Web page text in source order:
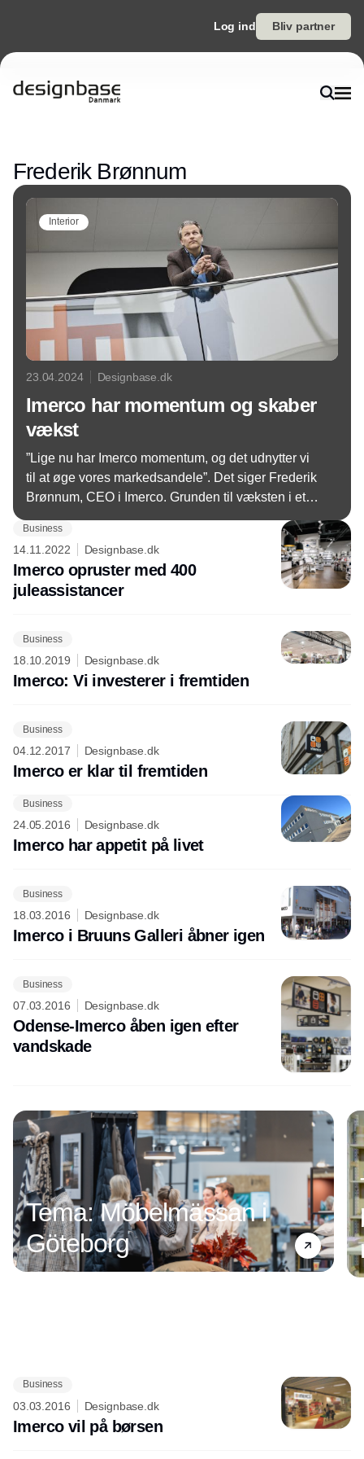
Log ind Bliv partner
Frederik Brønnum
Interior
23.04.2024 Designbase.dk
Imerco har momentum og skaber
vækst
”Lige nu har Imerco momentum, og det udnytter vi
til at øge vores markedsandele”. Det siger Frederik
Brønnum, CEO i Imerco. Grunden til væksten i et
klart sammen med Imercos omnichannelstrategi, og
de mange investeringer, man har gjort i netop
samspillet mellem de fysiske butikker og
onlinehandlen.
Business
14.11.2022 Designbase.dk
Imerco opruster med 400
juleassistancer
Business
18.10.2019 Designbase.dk
Imerco: Vi investerer i fremtiden
Business
04.12.2017 Designbase.dk
Imerco er klar til fremtiden
Business
24.05.2016 Designbase.dk
Imerco har appetit på livet
Business
18.03.2016 Designbase.dk
Imerco i Bruuns Galleri åbner igen
Business
07.03.2016 Designbase.dk
Odense-Imerco åben igen efter
vandskade
Tema: Möbelmässan i
Göteborg
Business
03.03.2016 Designbase.dk
Imerco vil på børsen